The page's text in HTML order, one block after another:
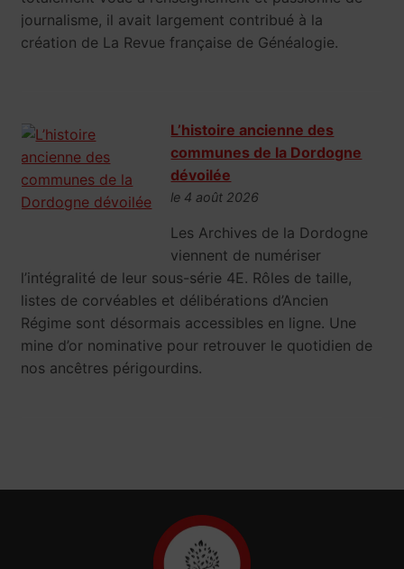
journalisme, il avait largement contribué à la
création de La Revue française de Généalogie.
L’histoire ancienne des
communes de la Dordogne
dévoilée
le 4 août 2026
Les Archives de la Dordogne
viennent de numériser
l’intégralité de leur sous-série 4E. Rôles de taille,
listes de corvéables et délibérations d’Ancien
Régime sont désormais accessibles en ligne. Une
mine d’or nominative pour retrouver le quotidien de
nos ancêtres périgourdins.